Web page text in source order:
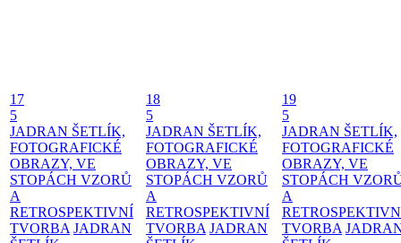
17
5
JADRAN ŠETLÍK,
FOTOGRAFICKÉ
OBRAZY, VE
STOPÁCH VZORŮ
A
RETROSPEKTIVNÍ
TVORBA JADRAN
18
5
JADRAN ŠETLÍK,
FOTOGRAFICKÉ
OBRAZY, VE
STOPÁCH VZORŮ
A
RETROSPEKTIVNÍ
TVORBA JADRAN
19
5
JADRAN ŠETLÍK,
FOTOGRAFICKÉ
OBRAZY, VE
STOPÁCH
A
TVORBA